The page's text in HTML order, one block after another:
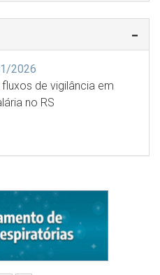
2026
fluxos de vigilância em
no RS